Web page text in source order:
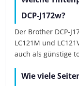
DCP-J172w?
Der Brother DCP-
LC121M und
auch als günstige
Wie viele